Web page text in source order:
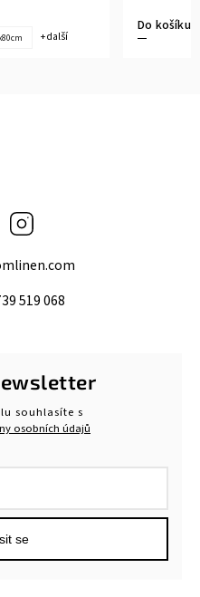
+ další
Do košíku
519 068
souhlasíte s
osobních údajů
se